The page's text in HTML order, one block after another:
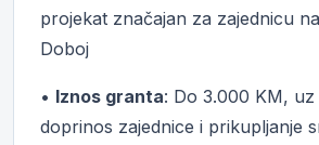
projekat značajan za zajednicu
Doboj
• Iznos granta: Do 3.000 KM,
doprinos zajednice i prikupljanje